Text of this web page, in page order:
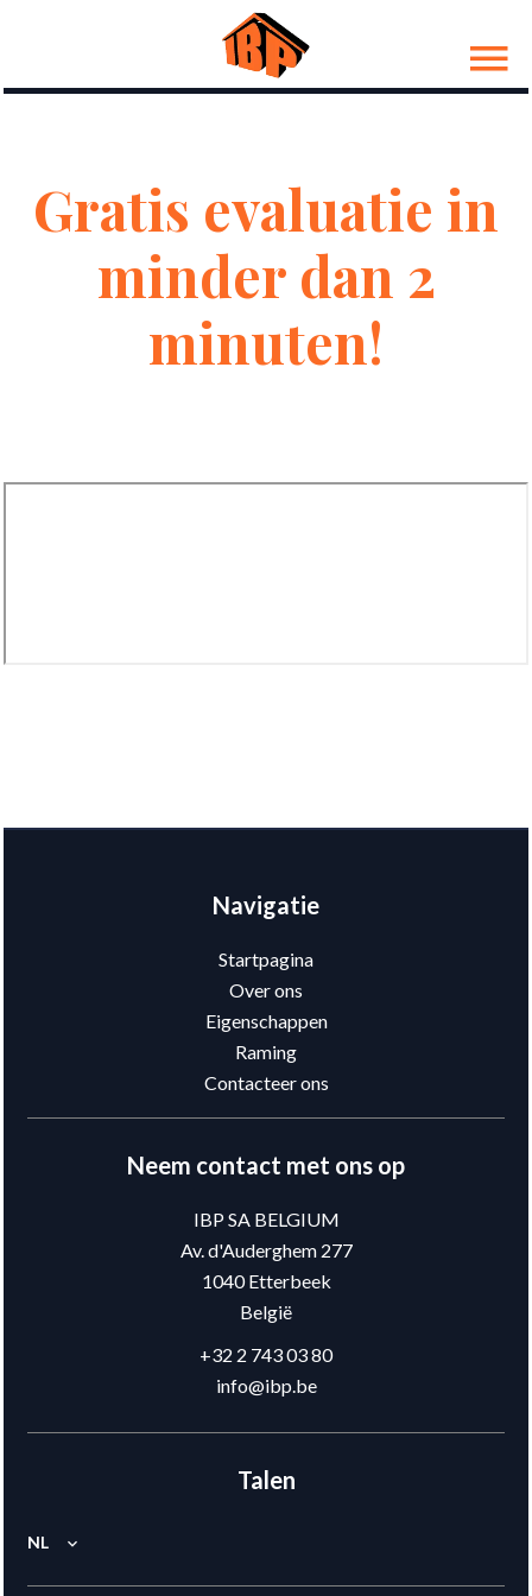
Gratis evaluatie in
minder dan 2
minuten!
Navigatie
Startpagina
Over ons
Eigenschappen
Raming
Contacteer ons
Neem contact met ons op
IBP SA BELGIUM
Av. d'Auderghem 277
1040Etterbeek
België
+32 2 743 03 80
info@ibp.be
Talen
NL